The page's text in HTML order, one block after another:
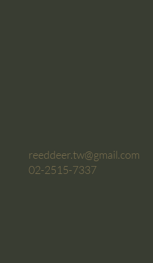
reeddeer.tw@gmail.com
02-2515-7337